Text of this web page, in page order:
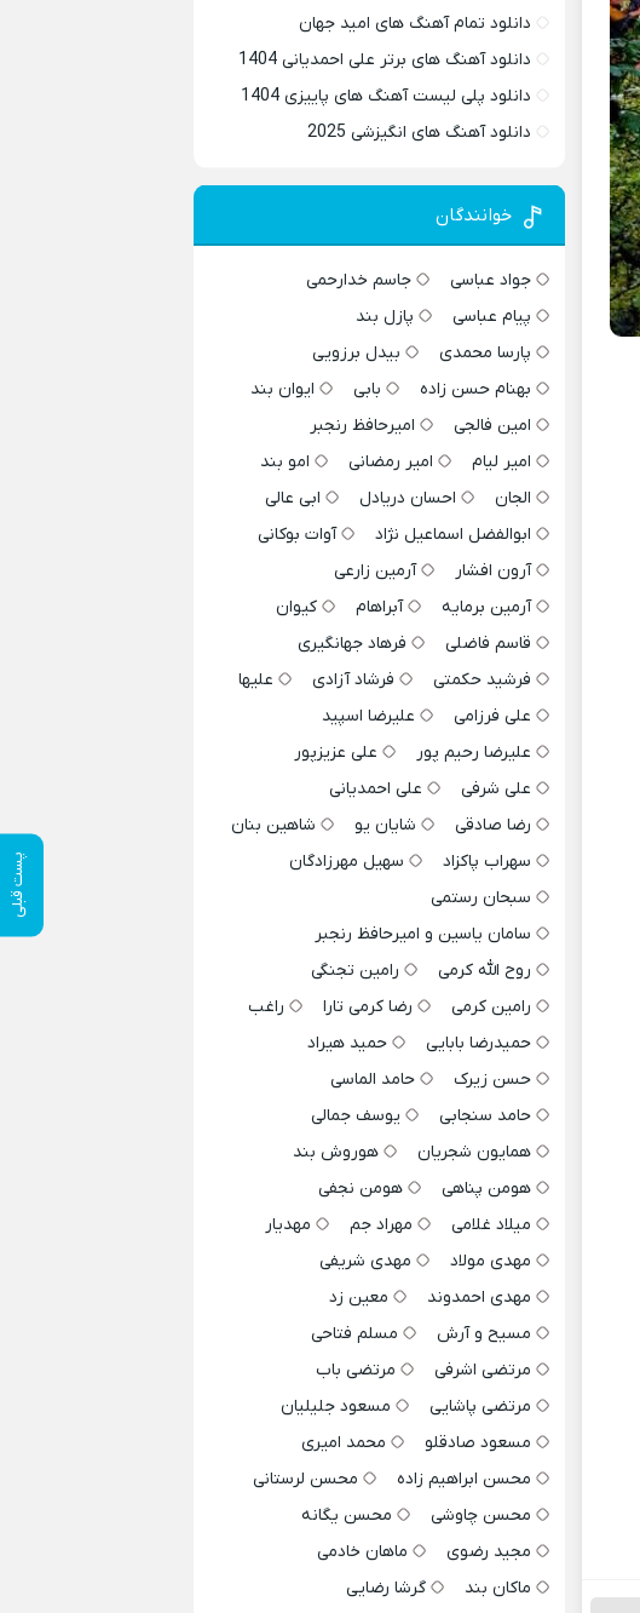
پست قبلی
دانلود تمام آهنگ های امید جهان
دانلود آهنگ های برتر علی احمدیانی 1404
دانلود پلی لیست آهنگ های پاییزی 1404
دانلود آهنگ های انگیزشی 2025
خوانندگان
جواد عباسی
جاسم خدارحمی
پیام عباسی
پازل بند
پارسا محمدی
بیدل برزویی
بهنام حسن زاده
بابی
ایوان بند
امین فالجی
امیرحافظ رنجبر
امیر لیام
امیر رمضانی
امو بند
الجان
احسان دریادل
ابی عالی
ابوالفضل اسماعیل نژاد
آوات بوکانی
آرون افشار
آرمین زارعی
آرمین برمایه
آبراهام
کیوان
قاسم فاضلی
فرهاد جهانگیری
فرشید حکمتی
فرشاد آزادی
علیها
علی فرزامی
علیرضا اسپید
علیرضا رحیم پور
علی عزیزپور
علی شرفی
علی احمدیانی
رضا صادقی
شایان یو
شاهین بنان
سهراب پاکزاد
سهیل مهرزادگان
سبحان رستمی
سامان یاسین و امیرحافظ رنجبر
روح الله کرمی
رامین تجنگی
رامین کرمی
رضا کرمی تارا
راغب
حمیدرضا بابایی
حمید هیراد
حسن زیرک
حامد الماسی
حامد سنجابی
یوسف جمالی
همایون شجریان
هوروش بند
هومن پناهی
هومن نجفی
میلاد غلامی
مهراد جم
مهدیار
مهدی مولاد
مهدی شریفی
مهدی احمدوند
معین زد
مسیح و آرش
مسلم فتاحی
مرتضی اشرفی
مرتضی باب
مرتضی پاشایی
مسعود جلیلیان
مسعود صادقلو
محمد امیری
محسن ابراهیم زاده
محسن لرستانی
محسن چاوشی
محسن یگانه
مجید رضوی
ماهان خادمی
ماکان بند
گرشا رضایی